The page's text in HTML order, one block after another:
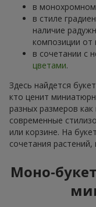
в
в стиле
наличие
композиции от
в сочетании с
цветами.
Здесь найдется
кто ценит
разных размеров
современные
или корзине. На
сочетания
Моно-